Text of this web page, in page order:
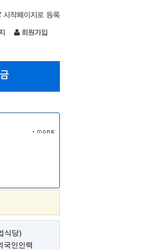
식당)
국인인력